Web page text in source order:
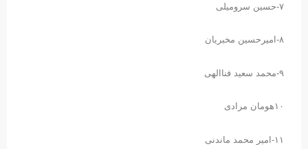
۷-حسین سرومیلی
۸-امیرحسین مخبریان
۹-محمد سعید فناالهی
۱۰هومان مرادی
۱۱-امیر محمد ماندنی